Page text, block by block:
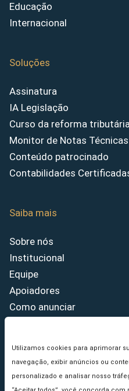
Utilizamos cookies para aprimorar
navegação, exibir anúncios ou
personalizado e analisar nosso
Educação
Internacional
Soluções
Assinatura
IA Legislação
Curso da reforma
Monitor de Notas Técnicas
Conteúdo patrocinado
Contabilidades
Saiba mais
Sobre nós
Institucional
Equipe
Apoiadores
Como anunciar
Princípios Editoriais